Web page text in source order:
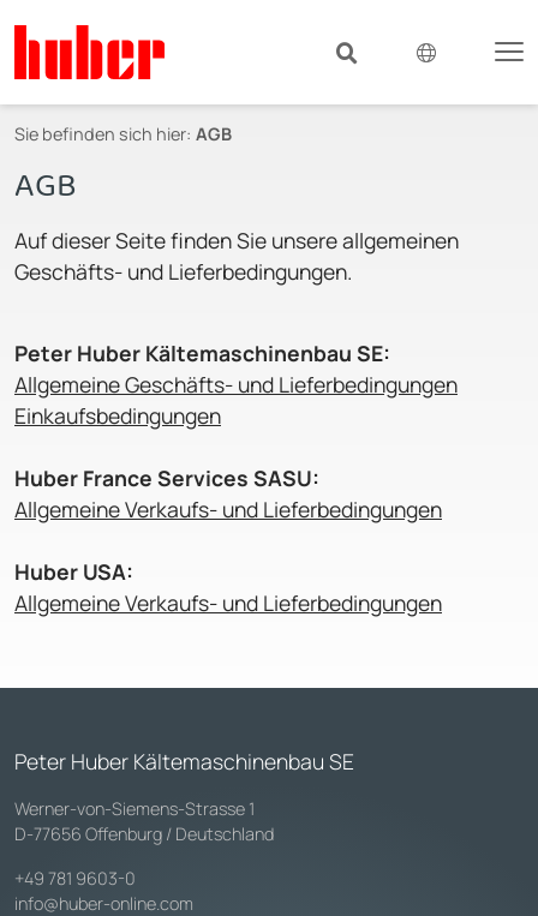
Sie befinden sich hier: AGB
AGB
Auf dieser Seite finden Sie unsere allgemeinen
Geschäfts- und Lieferbedingungen.
Peter Huber Kältemaschinenbau SE:
Allgemeine Geschäfts- und Lieferbedingungen
Einkaufsbedingungen
Huber France Services SASU:
Allgemeine Verkaufs- und Lieferbedingungen
Huber USA:
Allgemeine Verkaufs- und Lieferbedingungen
Peter Huber Kältemaschinenbau SE
Werner-von-Siemens-Strasse 1
D-77656 Offenburg / Deutschland
+49 781 9603-0
info@huber-online.com